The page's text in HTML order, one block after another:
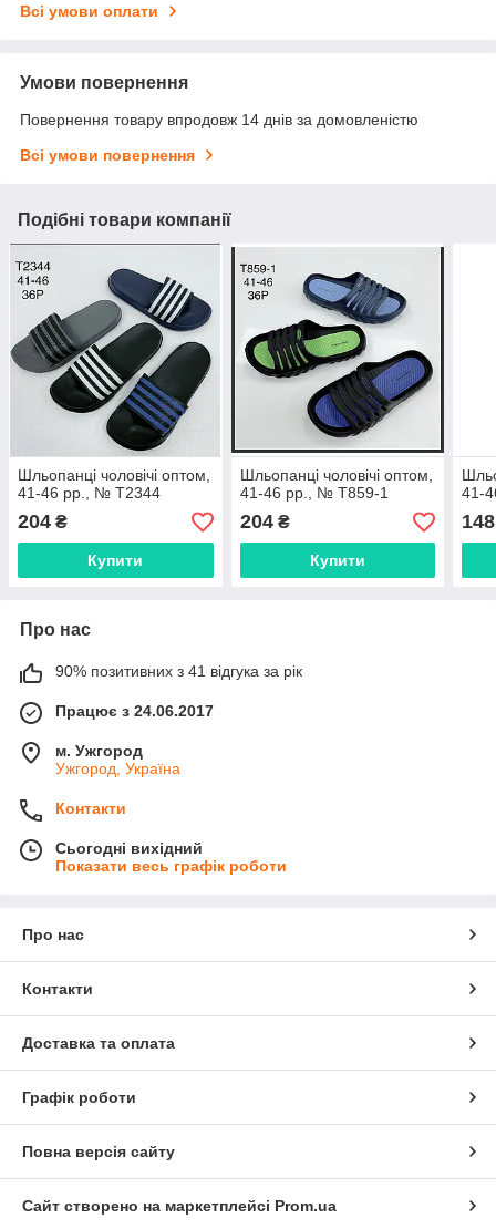
Всі умови оплати
Умови повернення
Повернення товару впродовж 14 днів за домовленістю
Всі умови повернення
Подібні товари компанії
Шльопанці чоловічі оптом,
41-46 рр., № Т2344
204 ₴
Купити
Шльопанці чоловічі оптом,
41-46 рр., № Т859-1
204₴
Купити
41-
148
Про нас
90% позитивних з 41 відгука за рік
Працює з 24.06.2017
м. Ужгород
Ужгород, Україна
Контакти
Сьогодні вихідний
Показати весь графік роботи
Про нас
Контакти
Доставка та оплата
Графік роботи
Повна версія сайту
Сайт створено на маркетплейсі Prom.ua